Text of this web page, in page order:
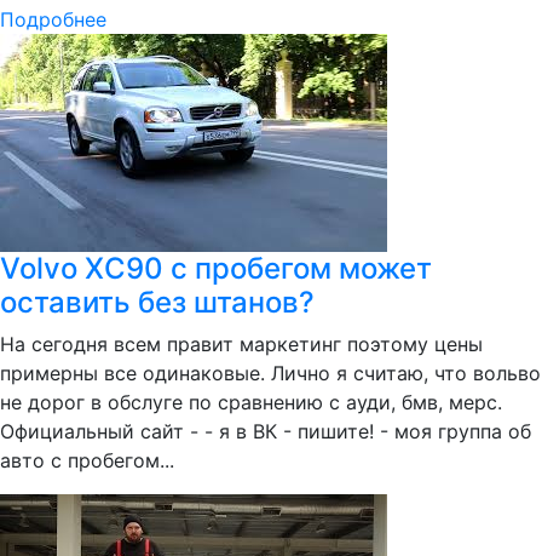
Подробнее
Volvo XC90 с пробегом может
оставить без штанов?
На сегодня всем правит маркетинг поэтому цены
примерны все одинаковые. Лично я считаю, что вольво
не дорог в обслуге по сравнению с ауди, бмв, мерс.
Официальный сайт - - я в ВК - пишите! - моя группа об
авто с пробегом...